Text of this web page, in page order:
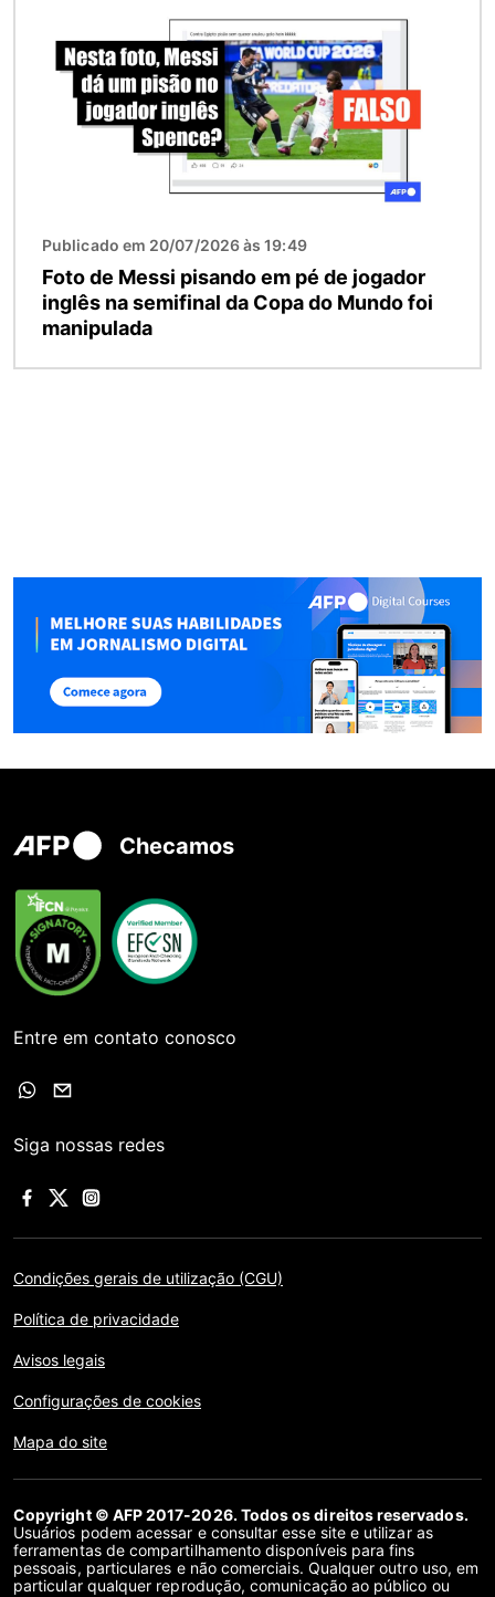
Publicado em 20/07/2026 às 19:49
Foto de Messi pisando em pé de jogador
inglês na semifinal da Copa do Mundo foi
manipulada
Checamos
Entre em contato conosco
Siga nossas redes
Condições gerais de utilização (CGU)
Política de privacidade
Avisos legais
Configurações de cookies
Mapa do site
Copyright © AFP 2017-2026. Todos os direitos reservados.
Usuários podem acessar e consultar esse site e utilizar as
ferramentas de compartilhamento disponíveis para fins
pessoais, particulares e não comerciais. Qualquer outro uso, em
particular qualquer reprodução, comunicação ao público ou